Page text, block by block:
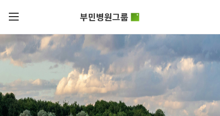
로그인
회원가입
부민병원그룹소개
비전과
부민스토리
이사장소개
부민병원그룹소식
사회공헌
후원안내
병원/
센터